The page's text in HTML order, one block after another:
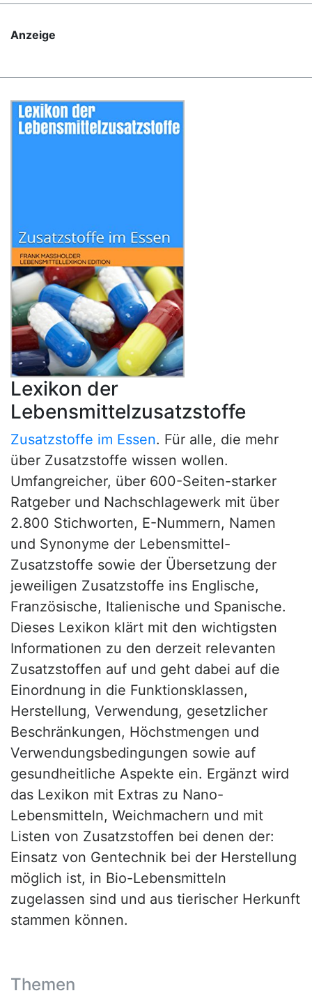
Anzeige
Lexikon der
Lebensmittelzusatzstoffe
Zusatzstoffe im Essen. Für alle, die mehr
über Zusatzstoffe wissen wollen.
Umfangreicher, über 600-Seiten-starker
Ratgeber und Nachschlagewerk mit über
2.800 Stichworten, E-Nummern, Namen
und Synonyme der Lebensmittel-
Zusatzstoffe sowie der Übersetzung der
jeweiligen Zusatzstoffe ins Englische,
Französische, Italienische und Spanische.
Dieses Lexikon klärt mit den wichtigsten
Informationen zu den derzeit relevanten
Zusatzstoffen auf und geht dabei auf die
Einordnung in die Funktionsklassen,
Herstellung, Verwendung, gesetzlicher
Beschränkungen, Höchstmengen und
Verwendungsbedingungen sowie auf
gesundheitliche Aspekte ein. Ergänzt wird
das Lexikon mit Extras zu Nano-
Lebensmitteln, Weichmachern und mit
Listen von Zusatzstoffen bei denen der:
Einsatz von Gentechnik bei der Herstellung
möglich ist, in Bio-Lebensmitteln
zugelassen sind und aus tierischer Herkunft
stammen können.
Themen